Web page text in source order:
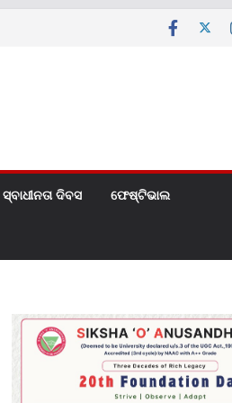
ସ୍ବାଧୀନତା ଦିବସ ଫେଷ୍ଟିଭାଲ